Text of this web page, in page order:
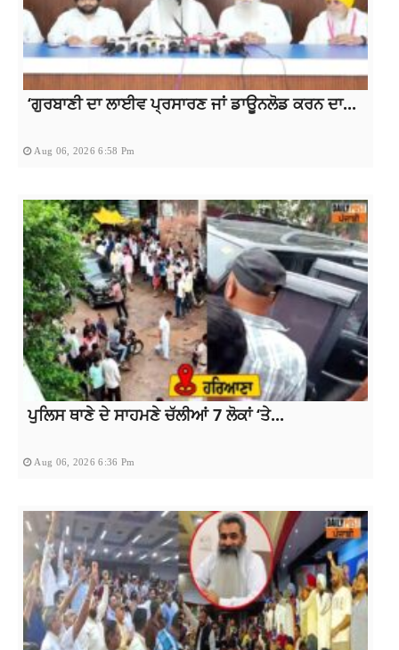
‘ਗੁਰਬਾਣੀ ਦਾ ਲਾਈਵ ਪ੍ਰਸਾਰਣ ਜਾਂ ਡਾਊਨਲੋਡ ਕਰਨ ਦਾ...
Aug 06, 2026 6:58 Pm
ਪੁਲਿਸ ਥਾਣੇ ਦੇ ਸਾਹਮਣੇ ਚੱਲੀਆਂ 7 ਲੋਕਾਂ ‘ਤੇ...
Aug 06, 2026 6:36 Pm